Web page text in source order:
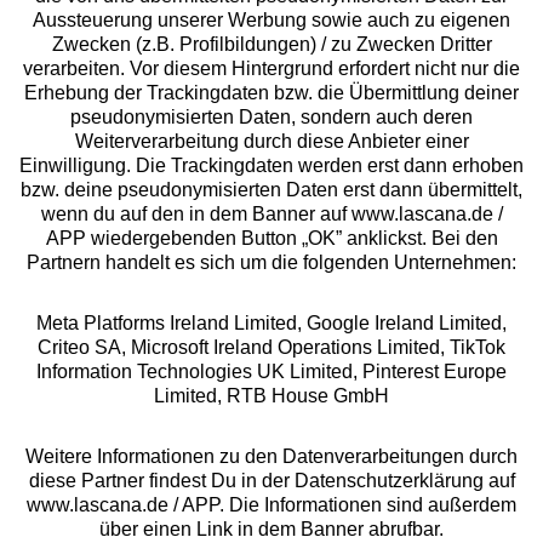
Beratung
Über uns
Rechtliches
Alle Preise inkl. MwSt., zzgl.
Versandkosten
** Bonität vorausgesetzt, berechtigt zur Bonitätsprüfung
Aussteuerung unserer Werbung sowie auch zu eigenen
Zwecken (z.B. Profilbildungen) / zu Zwecken Dritter
verarbeiten. Vor diesem Hintergrund erfordert nicht nur die
Erhebung der Trackingdaten bzw. die Übermittlung deiner
pseudonymisierten Daten, sondern auch deren
Weiterverarbeitung durch diese Anbieter einer
Einwilligung. Die Trackingdaten werden erst dann erhoben
bzw. deine pseudonymisierten Daten erst dann übermittelt,
wenn du auf den in dem Banner auf www.lascana.de /
APP wiedergebenden Button „OK” anklickst. Bei den
Partnern handelt es sich um die folgenden Unternehmen:
Meta Platforms Ireland Limited, Google Ireland Limited,
Criteo SA, Microsoft Ireland Operations Limited, TikTok
Information Technologies UK Limited, Pinterest Europe
Limited, RTB House GmbH
Weitere Informationen zu den Datenverarbeitungen durch
diese Partner findest Du in der Datenschutzerklärung auf
www.lascana.de / APP. Die Informationen sind außerdem
über einen Link in dem Banner abrufbar.